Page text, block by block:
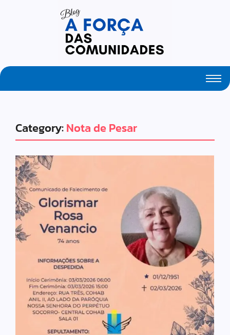
Fresh Articles Every Day
Category:Nota de Pesar